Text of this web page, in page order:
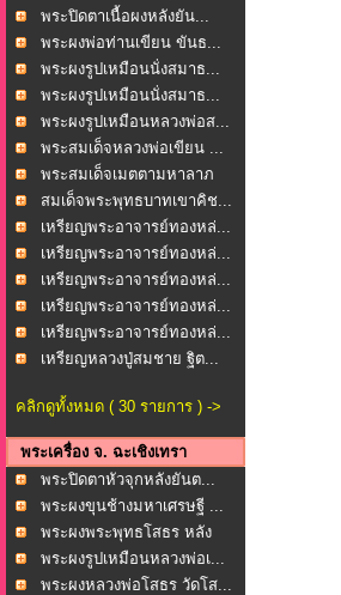
พระปิดตาเนื้อผงหลังยัน...
พระผงพ่อท่านเขียน ขันธ...
พระผงรูปเหมือนนั่งสมาธ...
พระผงรูปเหมือนนั่งสมาธ...
พระผงรูปเหมือนหลวงพ่อส...
พระสมเด็จหลวงพ่อเขียน ...
พระสมเด็จเมตตามหาลาภ
ว...
สมเด็จพระพุทธบาทเขาคิช...
เหรียญพระอาจารย์ทองหล่...
เหรียญพระอาจารย์ทองหล่...
เหรียญพระอาจารย์ทองหล่...
เหรียญพระอาจารย์ทองหล่...
เหรียญพระอาจารย์ทองหล่...
เหรียญหลวงปู่สมชาย ฐิต...
คลิกดูทั้งหมด ( 30 รายการ ) ->
พระเครื่อง จ. ฉะเชิงเทรา
พระปิดตาหัวจุกหลังยันต...
พระผงขุนช้างมหาเศรษฐี ...
พระผงพระพุทธโสธร หลัง
ย...
พระผงรูปเหมือนหลวงพ่อเ...
พระผงหลวงพ่อโสธร วัดโส...